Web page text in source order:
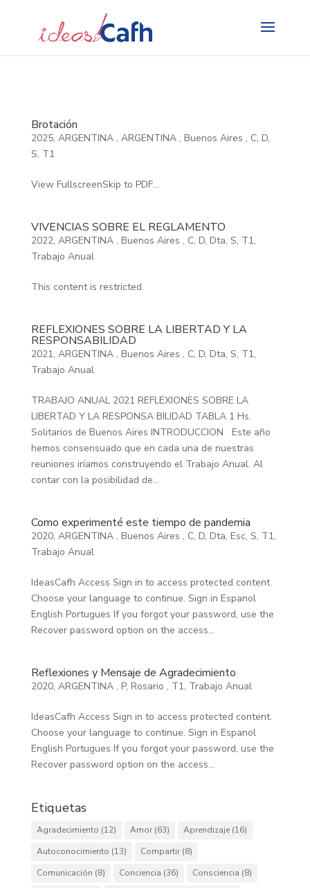
Brotación
2025, ARGENTINA , ARGENTINA , Buenos Aires , C, D,
S, T1
View FullscreenSkip to PDF...
VIVENCIAS SOBRE EL REGLAMENTO
2022, ARGENTINA , Buenos Aires , C, D, Dta, S, T1,
Trabajo Anual
This content is restricted.
REFLEXIONES SOBRE LA LIBERTAD Y LA
RESPONSABILIDAD
2021, ARGENTINA , Buenos Aires , C, D, Dta, S, T1,
Trabajo Anual
TRABAJO ANUAL 2021 REFLEXIONES SOBRE LA
LIBERTAD Y LA RESPONSA BILIDAD TABLA 1 Hs.
Solitarios de Buenos Aires INTRODUCCION Este año
hemos consensuado que en cada una de nuestras
reuniones iríamos construyendo el Trabajo Anual. Al
contar con la posibilidad de...
Como experimenté este tiempo de pandemia
2020, ARGENTINA , Buenos Aires , C, D, Dta, Esc, S, T1,
Trabajo Anual
IdeasCafh Access Sign in to access protected content.
Choose your language to continue. Sign in Espanol
English Portugues If you forgot your password, use the
Recover password option on the access...
Reflexiones y Mensaje de Agradecimiento
2020, ARGENTINA , P, Rosario , T1, Trabajo Anual
IdeasCafh Access Sign in to access protected content.
Choose your language to continue. Sign in Espanol
English Portugues If you forgot your password, use the
Recover password option on the access...
Etiquetas
Agradecimiento (12) Amor(63) Aprendizaje(16)
Autoconocimiento (13) Compartir(8)
Comunicación (8) Conciencia (36) Consciencia (8)